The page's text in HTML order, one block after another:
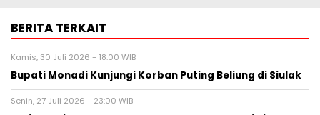
BERITA TERKAIT
Kamis, 30 Juli 2026 - 18:00 WIB
Bupati Monadi Kunjungi Korban Puting Beliung di Siulak
Senin, 27 Juli 2026 - 23:00 WIB